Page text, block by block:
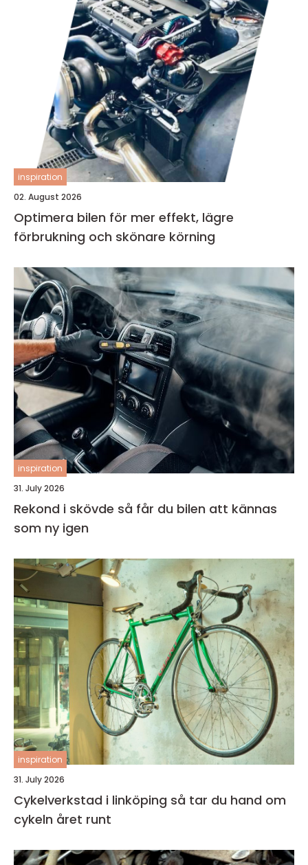
inspiration
02. August 2026
Optimera bilen för mer effekt, lägre
förbrukning och skönare körning
inspiration
31. July 2026
Rekond i skövde så får du bilen att kännas
som ny igen
inspiration
31. July 2026
Cykelverkstad i linköping så tar du hand om
cykeln året runt